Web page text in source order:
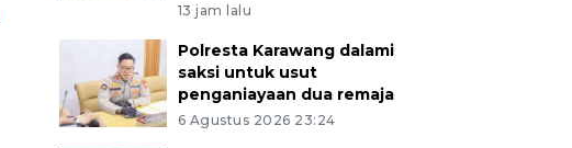
13 jam lalu
Polresta Karawang dalami
saksi untuk usut
penganiayaan dua remaja
6 Agustus 2026 23:24